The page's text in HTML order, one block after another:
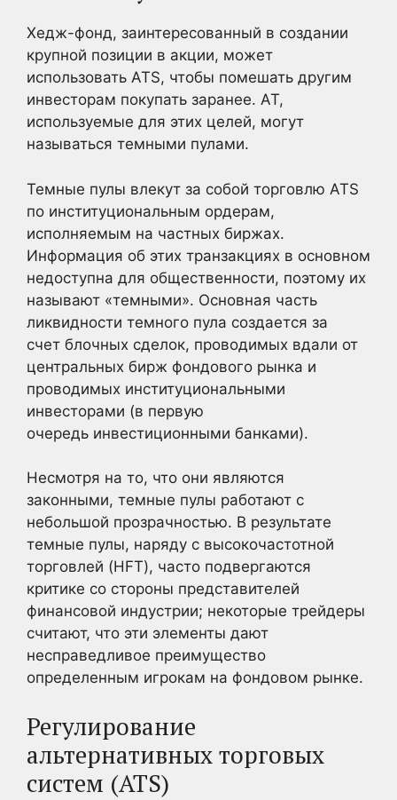
Хедж-фонд, заинтересованный в создании
крупной позиции в акции, может
использовать ATS, чтобы помешать другим
инвесторам покупать заранее. AT,
используемые для этих целей, могут
называться темными пулами.
Темные пулы влекут за собой торговлю ATS
по институциональным ордерам,
исполняемым на частных биржах.
Информация об этих транзакциях в основном
недоступна для общественности, поэтому их
называют «темными». Основная часть
ликвидности темного пула создается за
счет блочных сделок, проводимых вдали от
центральных бирж фондового рынка и
проводимых институциональными
инвесторами (в первую
очередь инвестиционными банками).
Несмотря на то, что они являются
законными, темные пулы работают с
небольшой прозрачностью. В результате
темные пулы, наряду с высокочастотной
торговлей (HFT), часто подвергаются
критике со стороны представителей
финансовой индустрии; некоторые трейдеры
считают, что эти элементы дают
несправедливое преимущество
определенным игрокам на фондовом рынке.
Регулирование
альтернативных торговых
систем (ATS)